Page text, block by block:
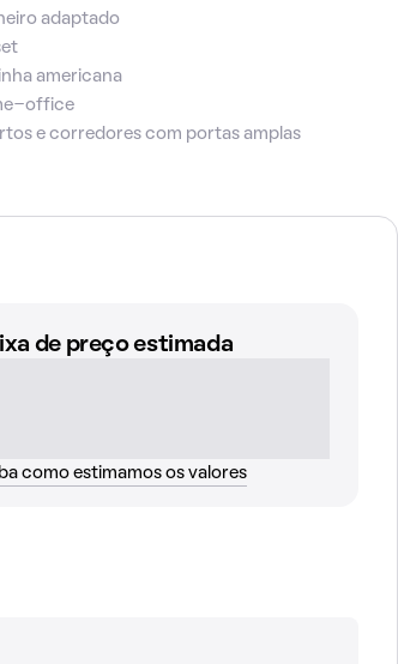
adaptado
americana
office
e corredores com portas amplas
de preço estimada
como estimamos os valores